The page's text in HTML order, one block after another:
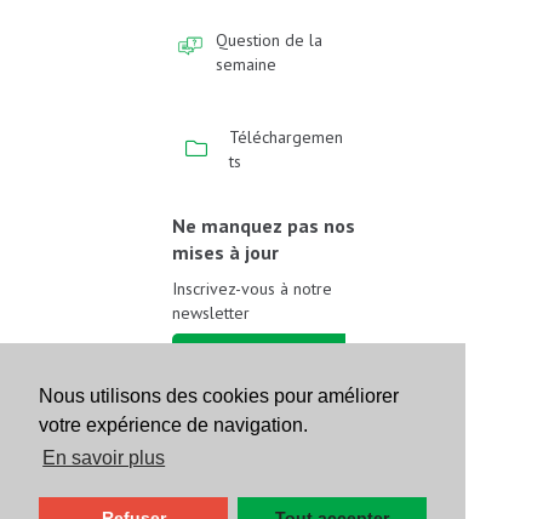
Nous utilisons des cookies pour améliorer
votre expérience de navigation.
En savoir plus
Question de la
semaine
Téléchargemen
ts
Ne manquez pas nos
mises à jour
Inscrivez-vous à notre
newsletter
Suivez-nous sur les